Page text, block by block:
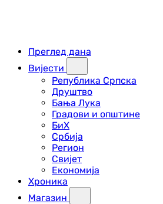
Преглед дана
Вијести
Република Српска
Друштво
Бања Лука
Градови и општине
БиХ
Србија
Регион
Свијет
Економија
Хроника
Магазин